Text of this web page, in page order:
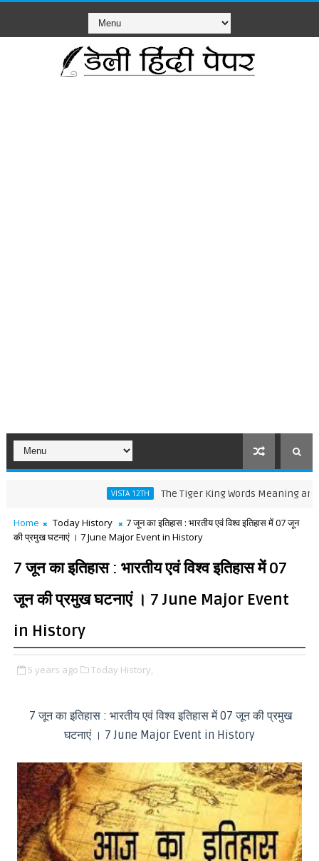
The Tiger King Words Meaning and Line
Home Today History
7 जून का इतिहास : भारतीय एवं विश्व इतिहास में 07 जून
की प्रमुख घटनाएं । 7 June Major Event in History
7 जून का इतिहास : भारतीय एवं विश्व इतिहास में 07
जून की प्रमुख घटनाएं । 7 June Major Event
in History
5 years ago Today History,
7 जून का इतिहास : भारतीय एवं विश्व इतिहास में 07 जून की प्रमुख
घटनाएं । 7 June Major Event in History